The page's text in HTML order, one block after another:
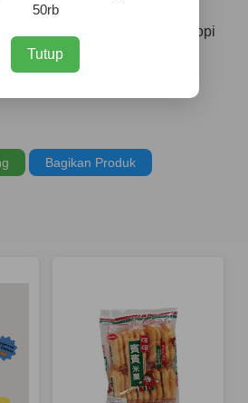
makan ke dalam cangkir
air mendidih 200 ml dan kopi
Bagikan Produk
50rb
Tutup